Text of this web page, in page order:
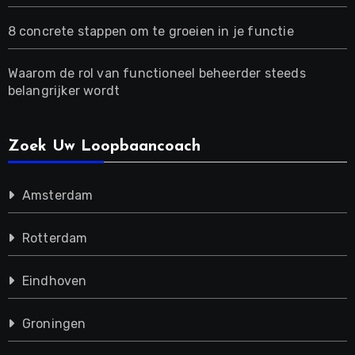
8 concrete stappen om te groeien in je functie
Waarom de rol van functioneel beheerder steeds
belangrijker wordt
Zoek Uw Loopbaancoach
Amsterdam
Rotterdam
Eindhoven
Groningen